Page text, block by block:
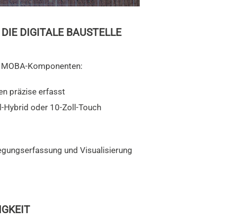
DIGITALE BAUSTELLE
Komponenten:
präzise erfasst
Hybrid oder 10-Zoll-Touch
und Visualisierung